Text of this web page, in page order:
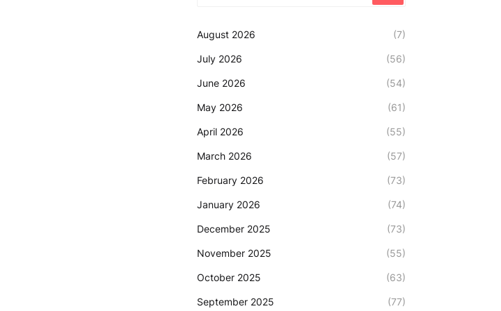
August 2026 (7)
July 2026 (56)
June 2026 (54)
May 2026 (61)
April 2026 (55)
March 2026 (57)
February 2026 (73)
January 2026 (74)
December 2025 (73)
November 2025 (55)
October 2025 (63)
September 2025 (77)